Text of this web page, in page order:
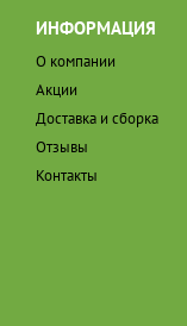
ИНФОРМАЦИЯ
О компании
Акции
Доставка и сборка
Отзывы
Контакты